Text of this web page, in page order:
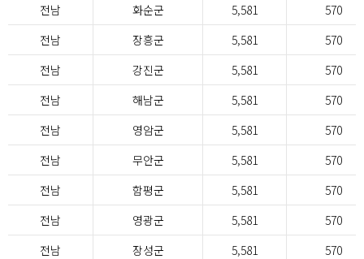
전남
화순군 5,581
570
전남
장흥군 5,581
570
전남
강진군 5,581
570
전남
해남군 5,581
570
전남
영암군 5,581
570
전남
무안군 5,581
570
전남
함평군 5,581
570
전남
영광군 5,581
570
전남
장성군 5,581
570